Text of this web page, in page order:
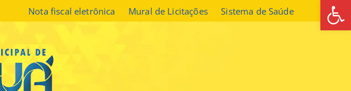
Nota fiscal eletrônica Mural de Licitações Sistema de Saúde